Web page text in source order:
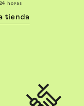
horas
tienda